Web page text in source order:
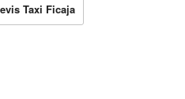
Taxi Ficaja